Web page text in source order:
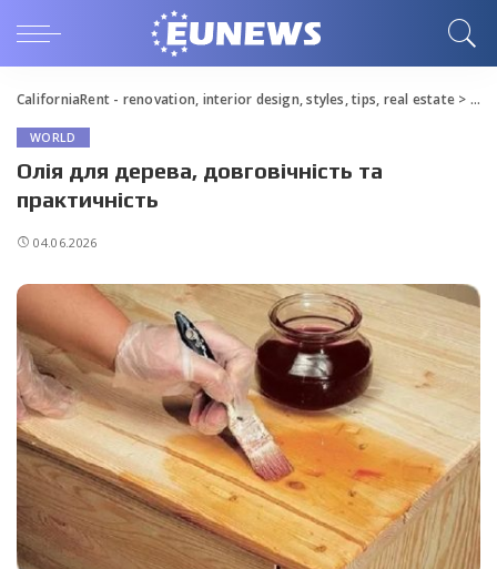
CaliforniaRent - renovation, interior design, styles, tips, real estate>
WORLD
Олія для дерева, довговічність та
практичність
04.06.2026